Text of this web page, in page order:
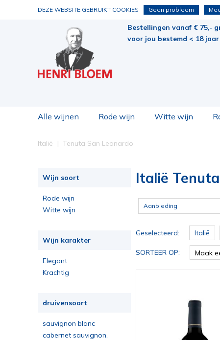
DEZE WEBSITE GEBRUIKT COOKIES Geen probleem
Bestellingen vanaf € 75,-
voor jou bestemd < 18
Alle wijnen Rode wijn Witte wijn
Italië Tenuta San Leonardo
Wijn soort
Rode wijn
Witte wijn
Wijn karakter
Elegant
Krachtig
druivensoort
sauvignon blanc
cabernet sauvignon,
Italië
Aanbieding
Geselecteerd: Italië
SORTEER OP: Maak